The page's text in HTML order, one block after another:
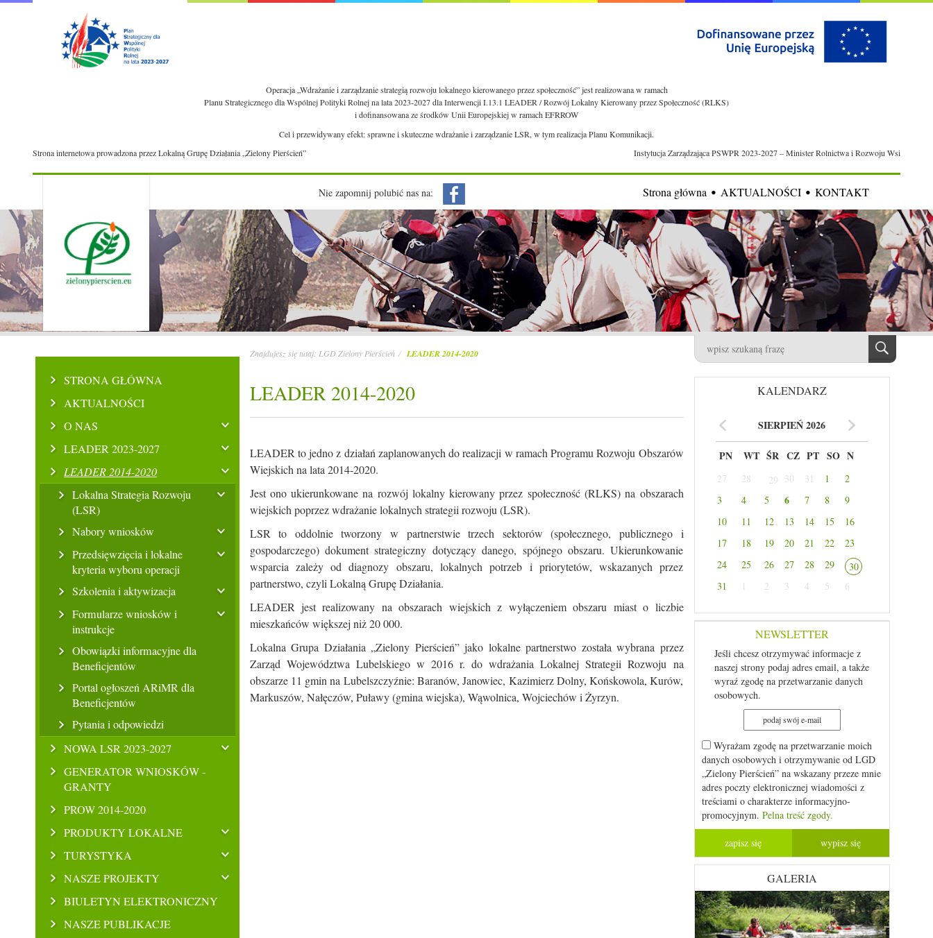
Operacja „Wdrażanie i zarządzanie strategią rozwoju lokalnego kierowanego przez społeczność” jest realizowana w ramach
Planu Strategicznego dla Wspólnej Polityki Rolnej na lata 2023-2027 dla Interwencji I.13.1 LEADER / Rozwój Lokalny Kierowany przez Społeczność (RLKS)
i dofinansowana ze środków Unii Europejskiej w ramach EFRROW
Cel i przewidywany efekt: sprawne i skuteczne wdrażanie i zarządzanie LSR, w tym realizacja Planu Komunikacji.
Strona internetowa prowadzona przez Lokalną Grupę Działania „Zielony Pierścień”
Instytucja Zarządzająca PSWPR 2023-2027 – Minister Rolnictwa i Rozwoju Wsi
Nie zapomnij polubić nas na: Strona główna AKTUALNOŚCI KONTAKT
STRONA GŁÓWNA
AKTUALNOŚCI
O NAS
LEADER 2023-2027
LEADER 2014-2020
Lokalna Strategia Rozwoju
(LSR)
Nabory wniosków
Przedsięwzięcia i lokalne
kryteria wyboru operacji
Szkolenia i aktywizacja
Formularze wniosków i
instrukcje
Obowiązki informacyjne dla
Beneficjentów
Portal ogłoszeń ARiMR dla
Beneficjentów
Pytania i odpowiedzi
NOWA LSR 2023-2027
GENERATOR WNIOSKÓW -
GRANTY
PROW 2014-2020
PRODUKTY LOKALNE
TURYSTYKA
NASZE PROJEKTY
BIULETYN ELEKTRONICZNY
NASZE PUBLIKACJE
Znajdujesz się tutaj: LGD Zielony Pierścień LEADER 2014-2020
LEADER 2014-2020
LEADER to jedno z działań zaplanowanych do realizacji w ramach Programu Rozwoju Obszarów
Wiejskich na lata 2014-2020.
Jest ono ukierunkowane na rozwój lokalny kierowany przez społeczność (RLKS) na obszarach
wiejskich poprzez wdrażanie lokalnych strategii rozwoju (LSR).
LSR to oddolnie tworzony w partnerstwie trzech sektorów (społecznego, publicznego i
gospodarczego) dokument strategiczny dotyczący danego, spójnego obszaru. Ukierunkowanie
wsparcia zależy od diagnozy obszaru, lokalnych potrzeb i priorytetów, wskazanych przez
partnerstwo, czyli Lokalną Grupę Działania.
LEADER jest realizowany na obszarach wiejskich z wyłączeniem obszaru miast o liczbie
mieszkańców większej niż 20 000.
Lokalna Grupa Działania „Zielony Pierścień” jako lokalne partnerstwo została wybrana przez
Zarząd Województwa Lubelskiego w 2016 r. do wdrażania Lokalnej Strategii Rozwoju na
obszarze 11 gmin na Lubelszczyźnie: Baranów, Janowiec, Kazimierz Dolny, Końskowola, Kurów,
Markuszów, Nałęczów, Puławy (gmina wiejska), Wąwolnica, Wojciechów i Żyrzyn.
KALENDARZ
SIERPIEŃ 2026
PN WT ŚR CZ PT SO N
27 28 29 30 31 1
2
3
4 5 6 7 8
9
10
11 12 13 14 15
16
17
18 19 20 21 22
23
24
25 26 27 28 29
30
31
1 2 3 4 5 6
NEWSLETTER
Jeśli chcesz otrzymywać informacje z
naszej strony podaj adres email, a także
wyraź zgodę na przetwarzanie danych
osobowych.
Wyrażam zgodę na przetwarzanie moich
danych osobowych i otrzymywanie od LGD
„Zielony Pierścień” na wskazany przeze mnie
adres poczty elektronicznej wiadomości z
treściami o charakterze informacyjno-
promocyjnym. Pelna treść zgody.
GALERIA